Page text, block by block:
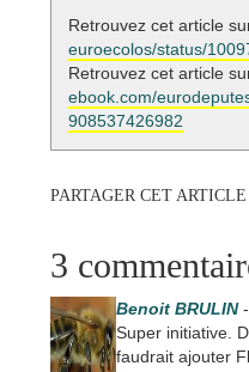
Retrouvez cet article
euroecolos/status/
Retrouvez cet article
ebook.com/
908537426982
PARTAGER CET ARTICLE
3
Benoit BRULIN-
Super initiative.
faudrait ajouter